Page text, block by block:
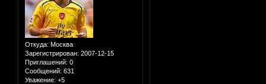
Откуда: Москва
Зарегистрирован: 2007-12-15
Приглашений: 0
Сообщений: 631
Уважение: +5